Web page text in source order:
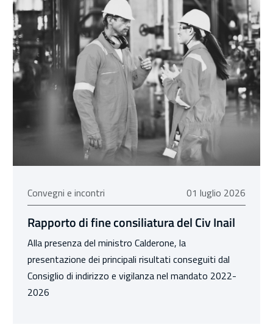
Convegni e incontri 01 luglio 2026
01 luglio 2026
Rapporto di fine consiliatura del Civ Inail
Alla presenza del ministro Calderone, la
presentazione dei principali risultati conseguiti dal
Consiglio di indirizzo e vigilanza nel mandato 2022-
2026